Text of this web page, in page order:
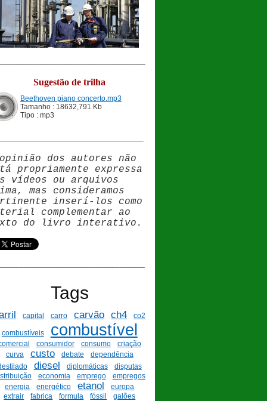
Sugestão de trilha
Beethoven piano concerto.mp3
Tamanho : 18632,791 Kb
Tipo : mp3
dos autores não
propriamente expressa
vídeos ou arquivos
mas consideramos
inserí -los como
complementar ao
do livro interativo.
Tags
capital carro carvão ch4 co2
combustíveis combustível
consumidor consumo
criação
curva
custo debate
dependência
diesel diplomáticas
disputas
economia emprego
empregos
energia
energético etanol
europa
extrair
fabrica formula fóssil galões